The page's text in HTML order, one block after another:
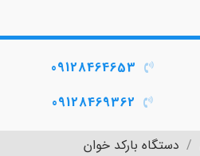
09128464653
09128469362
دستگاه بارکد خوان